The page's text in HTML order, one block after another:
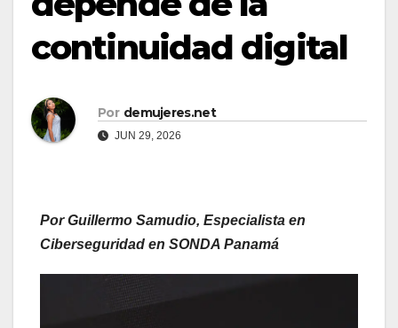
continuidad digital
Por demujeres.net
JUN 29, 2026
Por Guillermo Samudio, Especialista en
Ciberseguridad en SONDA Panamá